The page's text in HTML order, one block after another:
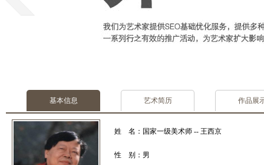
基本信息 艺术简历 作品展
姓 名：国家一级美术师 -- 王西京
性 别：男